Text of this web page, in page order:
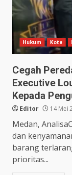
Hukum Kota
Cegah
Executive
Kepada
Editor 14 Mei
Medan,
dan
barang
prioritas...